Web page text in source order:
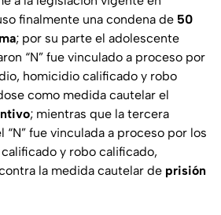
finalmente una condena de 50
; por su parte el adolescente
“N” fue vinculado a proceso por
homicidio calificado y robo
como medida cautelar el
; mientras que la tercera
“N” fue vinculada a proceso por los
y robo calificado,
la medida cautelar de prisión